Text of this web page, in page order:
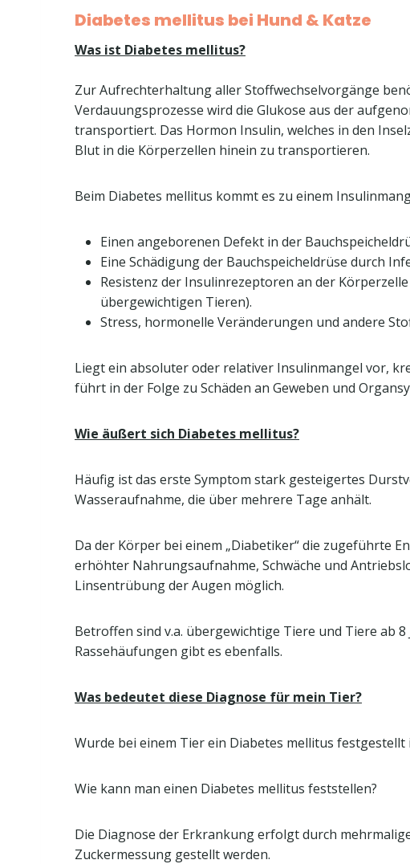
Diabetes mellitus bei Hund & Katze
Was ist Diabetes mellitus?
Zur Aufrechterhaltung aller Stoffwechselvorgänge
Verdauungsprozesse wird die Glukose aus der
transportiert. Das Hormon Insulin, welches in den
Blut in die Körperzellen hinein zu transportieren.
Beim Diabetes mellitus kommt es zu einem
Einen angeborenen Defekt in der
Eine Schädigung der Bauchspeicheldrüse durch
Resistenz der Insulinrezeptoren an der
übergewichtigen Tieren).
Stress, hormonelle Veränderungen und andere
Liegt ein absoluter oder relativer Insulinmangel vor,
führt in der Folge zu Schäden an Geweben und
Wie äußert sich Diabetes mellitus?
Häufig ist das erste Symptom stark gesteigertes
Wasseraufnahme, die über mehrere Tage anhält.
Da der Körper bei einem „Diabetiker“ die zugeführte
erhöhter Nahrungsaufnahme, Schwäche und
Linsentrübung der Augen möglich.
Betroffen sind v.a. übergewichtige Tiere und Tiere ab
Rassehäufungen gibt es ebenfalls.
Was bedeutet diese Diagnose für mein Tier?
Wurde bei einem Tier ein Diabetes mellitus
Wie kann man einen Diabetes mellitus feststellen?
Die Diagnose der Erkrankung erfolgt durch
Zuckermessung gestellt werden.